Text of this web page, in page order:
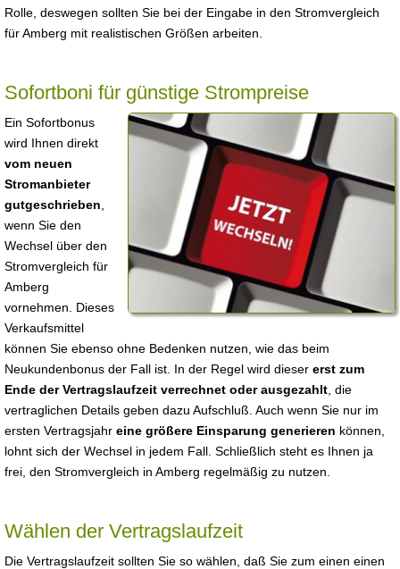
Rolle, deswegen sollten Sie bei der Eingabe in den Stromvergleich
für Amberg mit realistischen Größen arbeiten.
Sofortboni für günstige Strompreise
Ein Sofortbonus
wird Ihnen direkt
vom neuen
Stromanbieter
gutgeschrieben
wenn Sie den
Wechsel über den
Stromvergleich für
Amberg
vornehmen. Dieses
Verkaufsmittel
können Sie ebenso ohne Bedenken nutzen, wie das beim
Neukundenbonus der Fall ist. In der Regel wird dieser erst zum
Ende der Vertragslaufzeit verrechnet oder ausgezahlt , die
vertraglichen Details geben dazu Aufschluß. Auch wenn Sie nur im
ersten Vertragsjahr eine größere Einsparung generieren können,
lohnt sich der Wechsel in jedem Fall. Schließlich steht es Ihnen ja
frei, den Stromvergleich in Amberg regelmäßig zu nutzen.
Wählen der Vertragslaufzeit
Die Vertragslaufzeit sollten Sie so wählen, daß Sie zum einen einen